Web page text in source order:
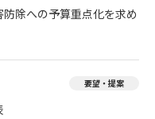
除への予算重点化を求め
要望・提案